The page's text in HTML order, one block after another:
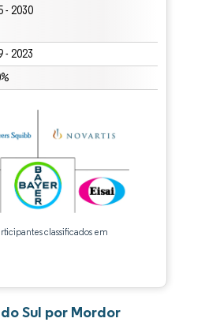
- 2030
- 2023
classificados em
Sul por Mordor